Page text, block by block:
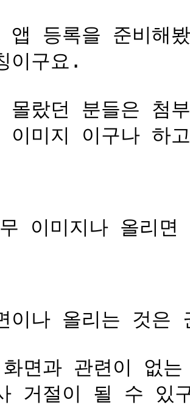
앱 등록을 준비해
이구요.
몰랐던 분들은 첨
이미지 이구나 하
이미지나 올리면
이나 올리는 것은
면과 관련이 없는
거절이 될 수 있